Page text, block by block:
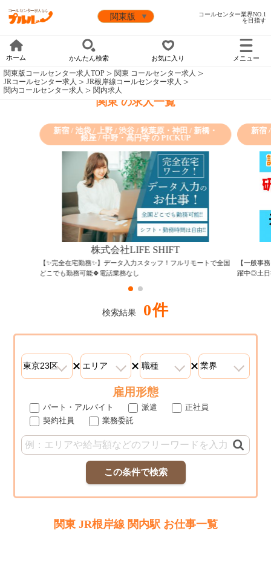
コールセンター業界NO.1
を目指す
ホーム かんたん検索 お気に入り メニュー
関東版コールセンター求人TOP
関東 コールセンター求人
JRコールセンター求人
JR根岸線コールセンター求人
関内コールセンター求人
関内求人
関東 の求人一覧
新宿 / 池袋 / 上野 / 渋谷 / 秋葉原・神田 / 新橋・
銀座 / 中野・高円寺 の PICKUP
株式会社LIFE SHIFT
【✨完全在宅勤務✨】データ入力スタッフ！フルリモートで全国
どこでも勤務可能🍀電話業務なし
新宿
【一般事
躍中◎土日
検索結果 0件
雇用形態
パート・アルバイト 派遣
正社員
契約社員
業務委託
この条件で検索
関東 JR根岸線 関内駅 お仕事一覧